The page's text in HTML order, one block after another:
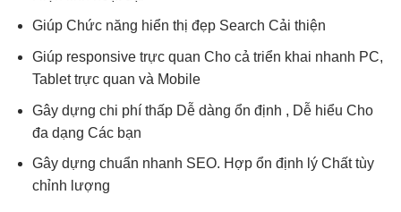
Giúp Chức năng hiển thị đẹpSearch Cải thiện
Giúp responsive trực quan Cho cả triển khai nhanh PC,
Tablettrực quan và Mobile
Gây dựng chi phí thấpDễ dàng ổn định , Dễ hiểu Cho
đa dạng Các bạn
Gây dựng chuẩn nhanh SEO. Hợp ổn định lý Chấttùy
chỉnh lượng